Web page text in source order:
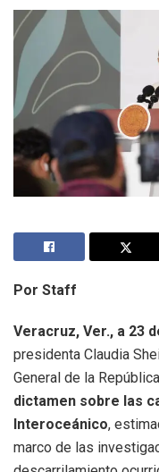
Por Staff
Veracruz, Ver., a 23
presidenta Claudia
General de la
dictamen sobre las
Interoceánico,
marco de las